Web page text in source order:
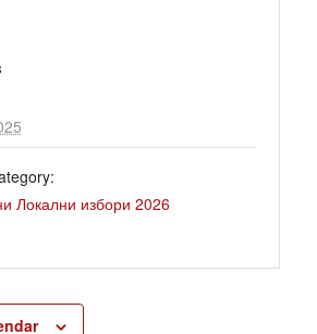
Локални избори 2026